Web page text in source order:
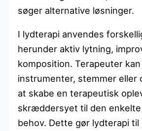
søger alternative løsninger.
I lydterapi anvendes
herunder aktiv lytning,
komposition. Terapeuter
instrumenter, stemmer eller
at skabe en terapeutisk
skræddersyet til den
behov. Dette gør lydterapi til